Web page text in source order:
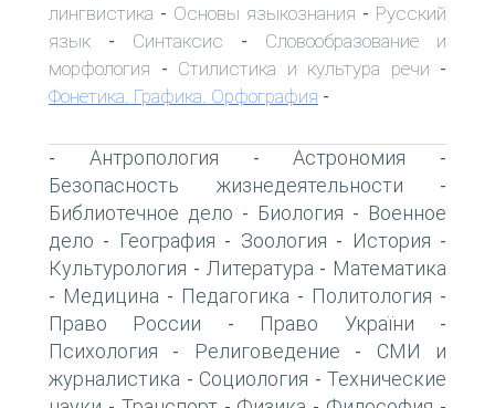
лингвистика - Основы языкознания - Русский
язык - Синтаксис - Словообразование и
морфология - Стилистика и культура речи -
Фонетика. Графика. Орфография -
- Антропология -Астрономия -
Безопасность жизнедеятельности -
Библиотечное дело - Биология - Военное
дело - География - Зоология - История -
Культурология - Литература - Математика
- Медицина - Педагогика - Политология -
Право России - Право України -
Психология - Религоведение - СМИ и
журналистика - Социология - Технические